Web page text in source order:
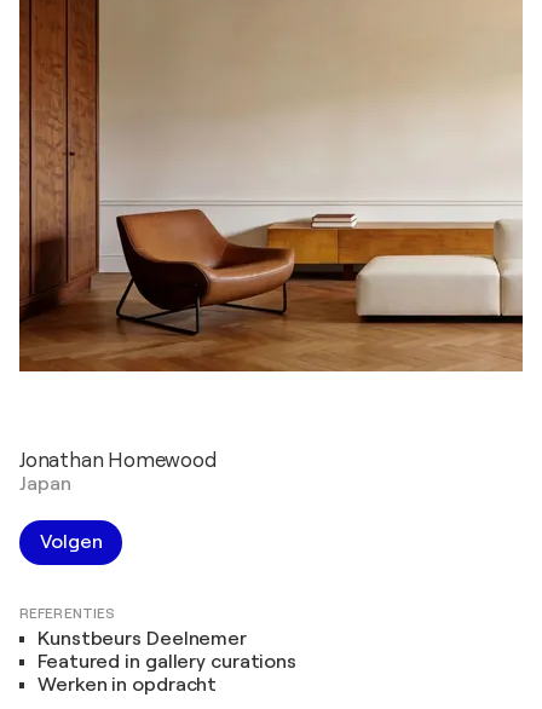
Jonathan Homewood
Japan
Volgen
REFERENTIES
Kunstbeurs Deelnemer
Featured in gallery curations
Werken in opdracht